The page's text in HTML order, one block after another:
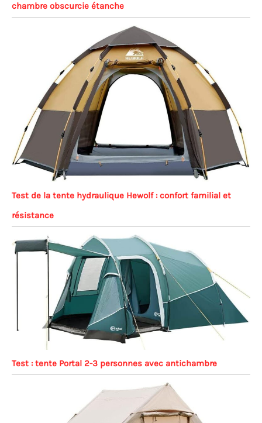
chambre obscurcie étanche
Test de la tente hydraulique Hewolf : confort familial et
résistance
Test : tente Portal 2-3 personnes avec antichambre